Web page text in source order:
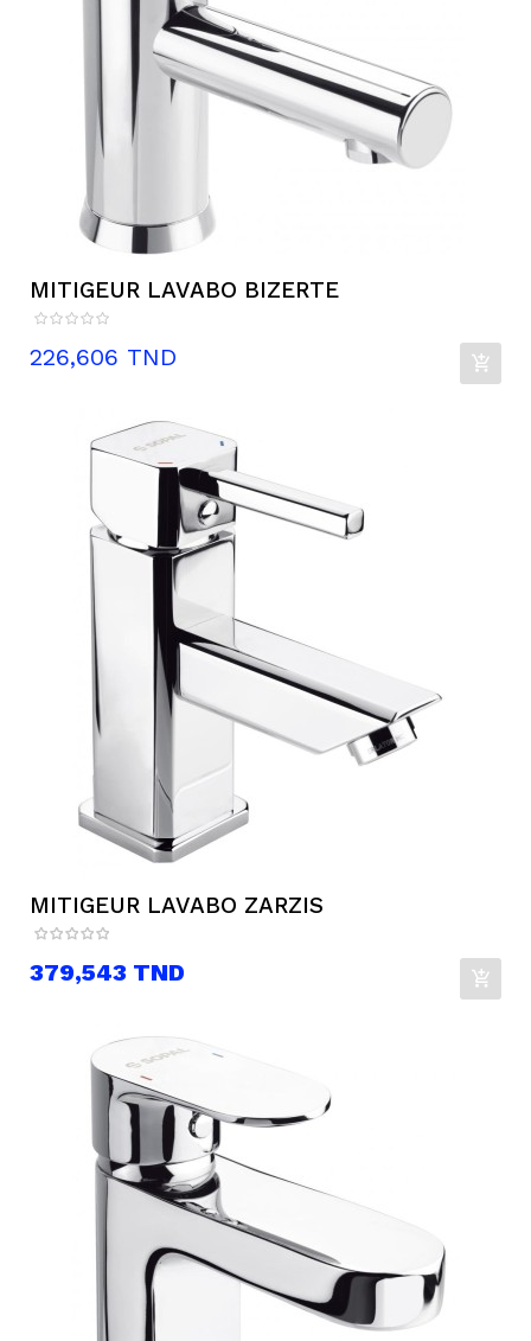
MITIGEUR LAVABO BIZERTE
Prix
226,606 TND
MITIGEUR LAVABO ZARZIS
Prix
379,543 TND